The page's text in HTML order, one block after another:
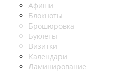
Афиши
Блокноты
Брошюровка
Буклеты
Визитки
Календари
Ламинирование